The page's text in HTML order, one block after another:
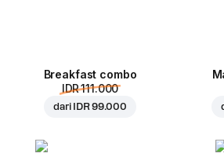
Breakfast combo
IDR 111.000
dari IDR 99.000